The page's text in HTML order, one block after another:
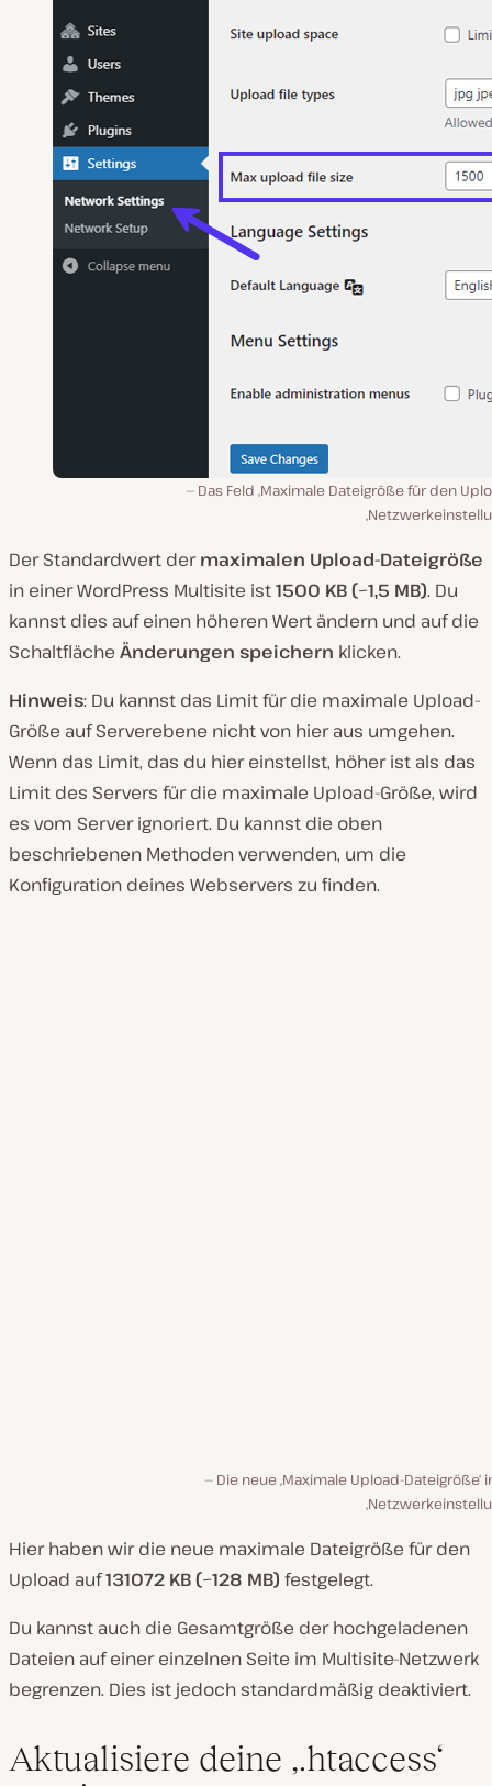
Das Feld ‚Maximale Dateigröße für den
Der Standardwert dermaximalen Upload-Dateigröße
in einer WordPress Multisite ist1500 KB (~1,5 MB). Du
kannst dies auf einen höheren Wert ändern und auf die
Schaltfläche Änderungen speichern klicken.
Hinweis: Du kannst das Limit für die maximale Upload-
Größe auf Serverebene nicht von hier aus umgehen.
Wenn das Limit, das du hier einstellst, höher ist als das
Limit des Servers für die maximale Upload-Größe, wird
es vom Server ignoriert. Du kannst die oben
beschriebenen Methoden verwenden, um die
Konfiguration deines Webservers zu finden.
Die neue ‚Maximale Upload-Dateigröße‘
Hier haben wir die neue maximale Dateigröße für den
Upload auf131072 KB (~128 MB) festgelegt.
Du kannst auch die Gesamtgröße der hochgeladenen
Dateien auf einer einzelnen Seite im Multisite-Netzwerk
begrenzen. Dies ist jedoch standardmäßig deaktiviert.
Aktualisiere deine ‚.htaccess‘